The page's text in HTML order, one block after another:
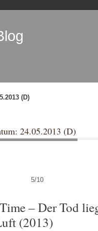
(D)
24.05.2013 (D)
5/10
– Der Tod
(2013)